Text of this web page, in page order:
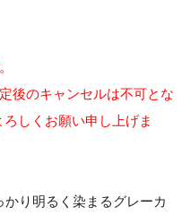
後のキャンセルは不可とな
しくお願い申し上げま
り明るく染まるグレーカ